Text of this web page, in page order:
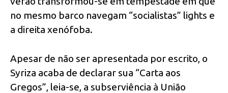
no mesmo barco navegam “socialistas” lights e
a direita xenófoba.
Apesar de não ser apresentada por escrito, o
Syriza acaba de declarar sua “Carta aos
Gregos”, leia-se, a subserviência à União